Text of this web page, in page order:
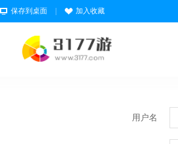
保存到桌面 加入收藏
用户名